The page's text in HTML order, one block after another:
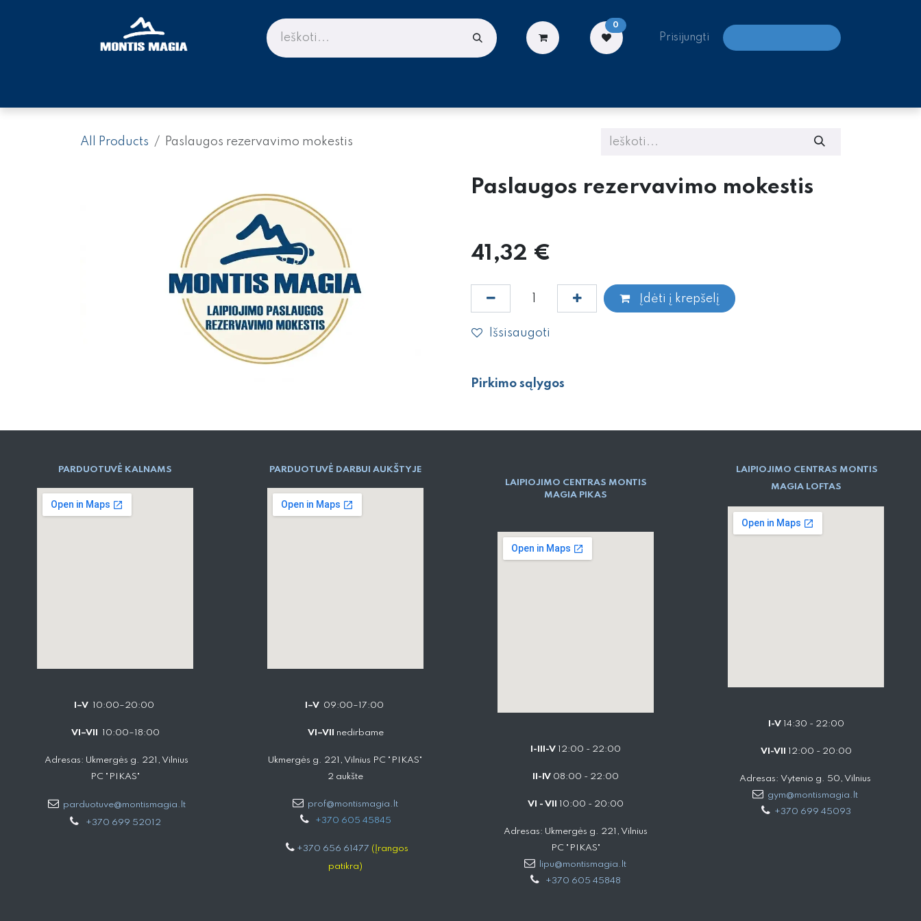
0
Prisijungti
All Products Paslaugos rezervavimo mokestis
Paslaugos rezervavimo mokestis
41,32 €
Įdėti į krepšelį
Išsisaugoti
Pirkimo sąlygos
PARD​UOTUVĖ​ KALNAMS
I–V 10:00–20:00
VI–VII 10:00–18:00
Adresas: Ukmergės g. 221, Vilnius
PC "PIKAS"
parduotuve@montismagia.lt
+370 699 52012
PARDUOTUVĖ DARBUI AUKŠTYJE
I–V 09:00–17:00
VI–VII nedirbame
Ukmergės g. 221, Vilnius PC "PIKAS"
2 aukšte
prof@montismagia.lt
+370 605 4584​5
+370 656 61477 (Įrangos
patikra)
LAIPIOJIMO CENTRAS MONTIS
MAGIA PIKAS
I-III-V 12:00 - 22:00
II-IV 08:00 - 22:00
VI - VII 10:00 - 20:00
Adresas: Ukmergės g. 221, Vilnius
PC "PIKAS"
lipu@montismagia.lt
+370 605 45848
LAIPIOJIMO CENTRAS MONTIS
MAGIA LOFTAS
I-V14:30 - 22:00
VI-VII 12:00 - 20:00
Adresas: Vytenio g. 50, Vilnius
gym@montismagia.lt
+370 699 45093